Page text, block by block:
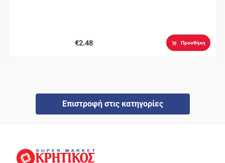
€2.48 Προσθήκη
Επιστροφή στις κατηγορίες